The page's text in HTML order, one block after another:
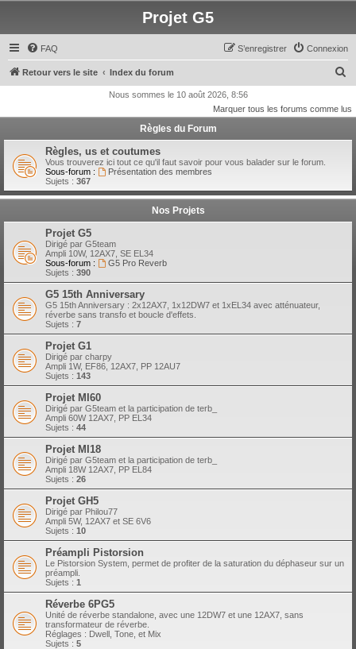
Projet G5
FAQ Connexion
S’enregistrer
Retour vers le site Index du forum
c
e
Nous sommes le 10 août 2026, 8:56
Marquer tous les forums comme lus
Règles du Forum
Règles, us et coutumes
Vous trouverez ici tout ce qu'il faut savoir pour vous balader sur le forum.
Sous-forum :
Présentation des membres
Sujets : 367
Nos Projets
Projet G5
Dirigé par G5team
Ampli 10W, 12AX7, SE EL34
Sous-forum :
G5 Pro Reverb
Sujets : 390
G5 15th Anniversary
G5 15th Anniversary : 2x12AX7, 1x12DW7 et 1xEL34 avec atténuateur,
réverbe sans transfo et boucle d'effets.
Sujets : 7
Projet G1
Dirigé par charpy
Ampli 1W, EF86, 12AX7, PP 12AU7
Sujets : 143
Projet MI60
Dirigé par G5team et la participation de terb_
Ampli 60W 12AX7, PP EL34
Sujets : 44
Projet MI18
Dirigé par G5team et la participation de terb_
Ampli 18W 12AX7, PP EL84
Sujets : 26
Projet GH5
Dirigé par Philou77
Ampli 5W, 12AX7 et SE 6V6
Sujets : 10
Préampli Pistorsion
Le Pistorsion System, permet de profiter de la saturation du déphaseur sur un
préampli.
Sujets : 1
Réverbe 6PG5
Unité de réverbe standalone, avec une 12DW7 et une 12AX7, sans
transformateur de réverbe.
Réglages : Dwell, Tone, et Mix
Sujets : 5